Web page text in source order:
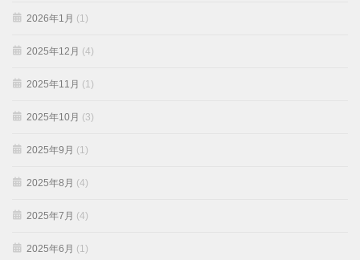
2026年1月 (1)
2025年12月 (4)
2025年11月 (1)
2025年10月 (3)
2025年9月 (1)
2025年8月 (4)
2025年7月 (4)
2025年6月 (1)